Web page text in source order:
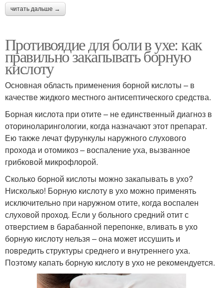
читать дальше →
Противоядие для боли в ухе: как
правильно закапывать борную
кислоту
Основная область применения борной кислоты – в
качестве жидкого местного антисептического средства.
Борная кислота при отите – не единственный диагноз в
оториноларингологии, когда назначают этот препарат.
Ею также лечат фурункулы наружного слухового
прохода и отомикоз – воспаление уха, вызванное
грибковой микрофлорой.
Сколько борной кислоты можно закапывать в ухо?
Нисколько! Борную кислоту в ухо можно применять
исключительно при наружном отите, когда воспален
слуховой проход. Если у больного средний отит с
отверстием в барабанной перепонке, вливать в ухо
борную кислоту нельзя – она может иссушить и
повредить структуры среднего и внутреннего уха.
Поэтому капать борную кислоту в ухо не рекомендуется.